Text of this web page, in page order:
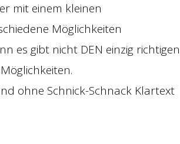
mit einem kleinen
Möglichkeiten
es gibt nicht DEN einzig richtigen
ohne Schnick-Schnack Klartext